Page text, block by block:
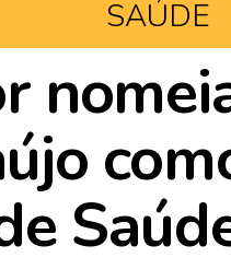
SAÚDE